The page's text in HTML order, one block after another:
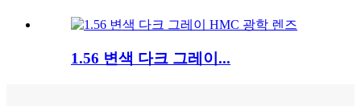
1.56 변색 다크 그레이...